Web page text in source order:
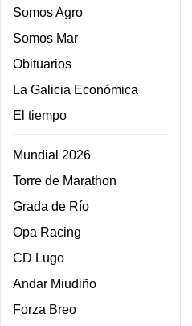
Somos Agro
Somos Mar
Obituarios
La Galicia Económica
El tiempo
Mundial 2026
Torre de Marathon
Grada de Río
Opa Racing
CD Lugo
Andar Miudiño
Forza Breo